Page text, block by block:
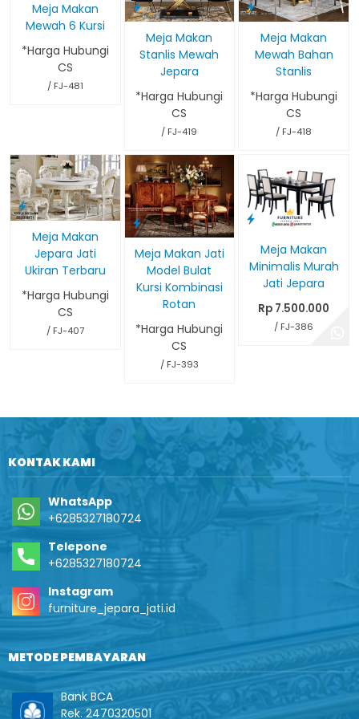
Meja Makan
Mewah 6 Kursi
*Harga Hubungi
CS
/ FJ-481
Meja Makan
Stanlis Mewah
Jepara
*Harga Hubungi
CS
/ FJ-419
Meja Makan
Mewah Bahan
Stanlis
*Harga Hubungi
CS
/ FJ-418
Meja Makan
Jepara Jati
Ukiran Terbaru
*Harga Hubungi
CS
/ FJ-407
Meja Makan Jati
Model Bulat
Kursi Kombinasi
Rotan
*Harga Hubungi
CS
/ FJ-393
Meja Makan
Minimalis Murah
Jati Jepara
Rp 7.500.000
/ FJ-386
KONTAK KAMI
WhatsApp
+6285327180724
Telepone
+6285327180724
Instagram
furniture_jepara_jati.id
METODE PEMBAYARAN
Bank BCA
Rek. 2470320501